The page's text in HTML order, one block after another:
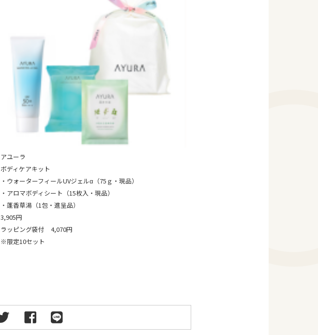
アユーラ
ボディケアキット
・ウォーターフィールUVジェルα（75ｇ・現品）
・アロマボディシート（15枚入・現品）
・蓬香草湯（1包・進呈品）
3,905円
ラッピング袋付 4,070円
※限定10セット